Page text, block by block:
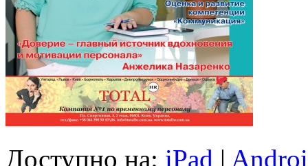
Доступно на: iPad |